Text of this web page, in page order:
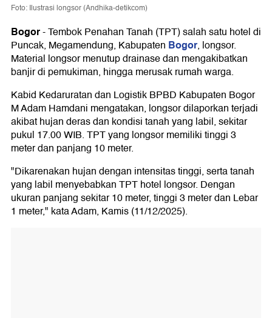
Foto: Ilustrasi longsor (Andhika-detikcom)
Bogor-Tembok Penahan Tanah (TPT) salah satu hotel di
Puncak, Megamendung, Kabupaten Bogor, longsor.
Material longsor menutup drainase dan mengakibatkan
banjir di pemukiman, hingga merusak rumah warga.
Kabid Kedaruratan dan Logistik BPBD Kabupaten Bogor
M Adam Hamdani mengatakan, longsor dilaporkan terjadi
akibat hujan deras dan kondisi tanah yang labil, sekitar
pukul 17.00 WIB. TPT yang longsor memiliki tinggi 3
meter dan panjang 10 meter.
"Dikarenakan hujan dengan intensitas tinggi, serta tanah
yang labil menyebabkan TPT hotel longsor. Dengan
ukuran panjang sekitar 10 meter, tinggi 3 meter dan Lebar
1 meter," kata Adam, Kamis (11/12/2025).